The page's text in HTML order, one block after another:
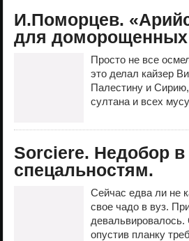
И.Поморцев.
для
Просто не все
это делал кайзер
Палестину и Сирию,
султана и всех
Sorciere. Недобор в
спецальностям.
Сейчас едва ли не
свое чадо в вуз.
девальвировалось.
опустив планку